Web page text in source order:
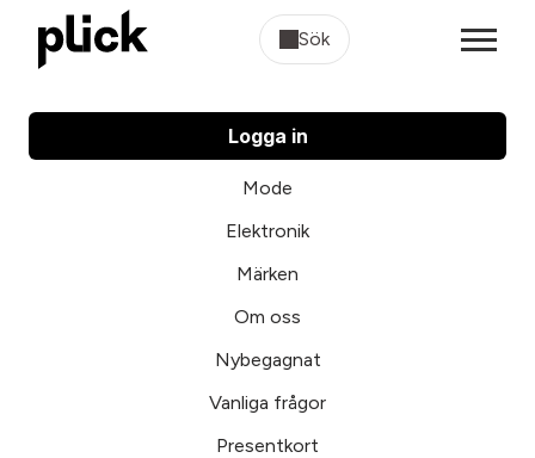
Sök
Logga in
Mode
Elektronik
Märken
Om oss
Nybegagnat
Vanliga frågor
Presentkort